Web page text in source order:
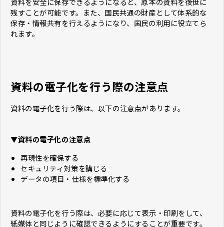
残すことが可能です。また、国民共通の財産として体系的な
保存・情報共有を行えるようになり、国民の利用に役立てら
れます。
資料の電子化を行う際の注意点
資料の電子化を行う際は、以下の注意点があります。
▼資料の電子化の注意点
再現性を確保する
セキュリティ対策を講じる
データの項目・仕様を標準化する
資料の電子化を行う際は、必要に応じて表示・印刷をして、
紙媒体と同じように確認できるようにすることが重要です。